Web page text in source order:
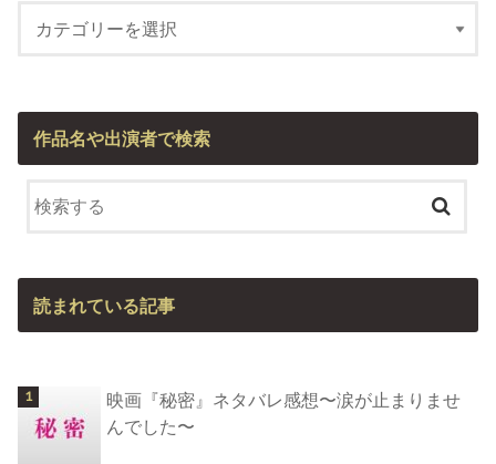
作品名や出演者で検索
読まれている記事
映画『秘密』ネタバレ感想〜涙が止まりませ
んでした〜